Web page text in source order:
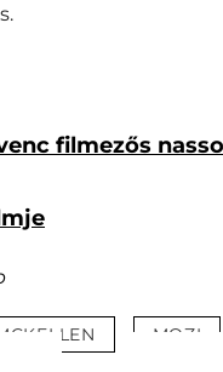
filmezős
MOZI